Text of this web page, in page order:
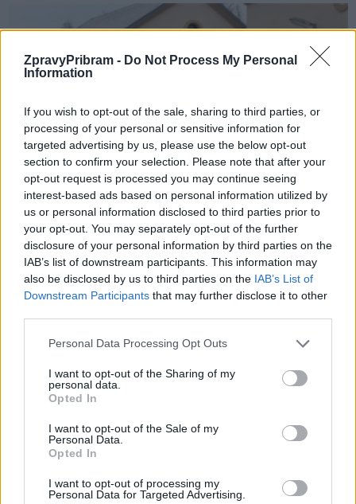
ZpravyPribram - Do Not Process My Personal
Information
If you wish to opt-out of the sale, sharing to third parties, or
processing of your personal or sensitive information for
targeted advertising by us, please use the below opt-out
section to confirm your selection. Please note that after your
opt-out request is processed you may continue seeing
interest-based ads based on personal information utilized by
us or personal information disclosed to third parties prior to
your opt-out. You may separately opt-out of the further
disclosure of your personal information by third parties on the
IAB’s list of downstream participants. This information may
also be disclosed by us to third parties on the IAB’s List of
Downstream Participants that may further disclose it to other
Personal Data Processing Opt Outs
I want to opt-out of the Sharing of my
personal data.
Opted In
I want to opt-out of the Sale of my
Personal Data.
Opted In
I want to opt-out of processing my
Personal Data for Targeted Advertising.
Zpravodajství
Na Březových Horách pomáhají hasiči,
dobrovolníci i osadní výbor
Martin Poulíček - 31. 3. 2020
PŘÍBRAM - Na Březových Horách pomáhají v době nouzového stavu
jak dobrovolní hasiči, dobrovolníci i osadní výbor. Více v reportáži.
Bývalá hospoda v Žežicích má nového